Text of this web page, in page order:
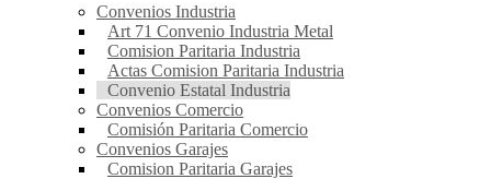
Convenios Industria
Art 71 Convenio Industria Metal
Comision Paritaria Industria
Actas Comision Paritaria Industria
Convenio Estatal Industria
Convenios Comercio
Comisión Paritaria Comercio
Convenios Garajes
Comision Paritaria Garajes